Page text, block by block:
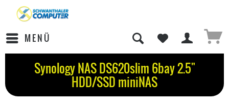
MENÜ
Synology NAS DS620slim 6bay 2.5"
HDD/SSD miniNAS